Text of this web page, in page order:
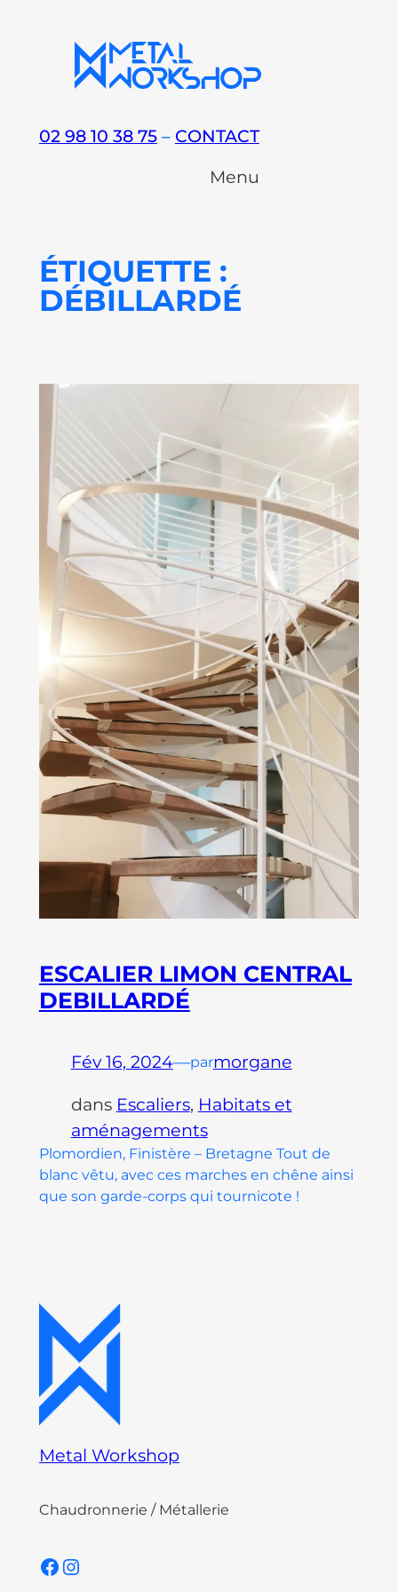
contenu
02 98 10 38 75– CONTACT
Menu
ÉTIQUETTE :
DÉBILLARDÉ
ESCALIER LIMON CENTRAL
DEBILLARDÉ
Fév 16, 2024—parmorgane
dans Escaliers, Habitats et
aménagements
Plomordien, Finistère – Bretagne Tout de
blanc vêtu, avec ces marches en chêne ainsi
que son garde-corps qui tournicote !
Metal Workshop
Chaudronnerie / Métallerie
Facebook Instagram